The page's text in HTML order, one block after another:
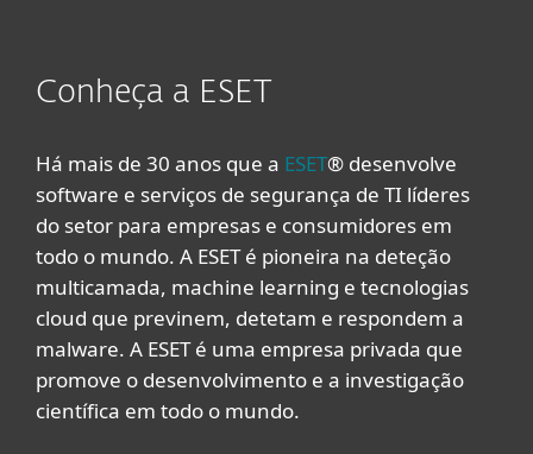
Conheça a ESET
Há mais de 30 anos que a ESET® desenvolve
software e serviços de segurança de TI líderes
do setor para empresas e consumidores em
todo o mundo. A ESET é pioneira na deteção
multicamada, machine learning e tecnologias
cloud que previnem, detetam e respondem a
malware. A ESET é uma empresa privada que
promove o desenvolvimento e a investigação
científica em todo o mundo.